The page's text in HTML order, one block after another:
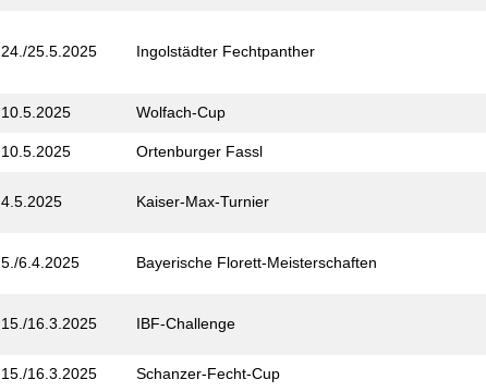
24./25.5.2025 Ingolstädter Fechtpanther
10.5.2025 Wolfach-Cup
10.5.2025 Ortenburger Fassl
4.5.2025 Kaiser-Max-Turnier
5./6.4.2025 Bayerische Florett-Meister­schaften
15./16.3.2025 IBF-Challenge
15./16.3.2025 Schanzer-Fecht-Cup